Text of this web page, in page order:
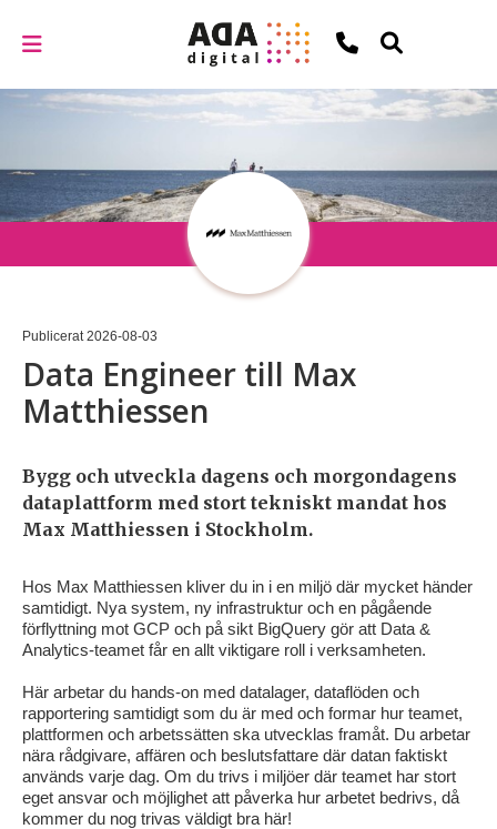
Publicerat 2026-08-03
Data Engineer till Max
Matthiessen
Bygg och utveckla dagens och morgondagens
dataplattform med stort tekniskt mandat hos
Max Matthiessen i Stockholm.
Hos Max Matthiessen kliver du in i en miljö där mycket händer
samtidigt. Nya system, ny infrastruktur och en pågående
förflyttning mot GCP och på sikt BigQuery gör att Data &
Analytics-teamet får en allt viktigare roll i verksamheten.
Här arbetar du hands-on med datalager, dataflöden och
rapportering samtidigt som du är med och formar hur teamet,
plattformen och arbetssätten ska utvecklas framåt. Du arbetar
nära rådgivare, affären och beslutsfattare där datan faktiskt
används varje dag. Om du trivs i miljöer där teamet har stort
eget ansvar och möjlighet att påverka hur arbetet bedrivs, då
kommer du nog trivas väldigt bra här!